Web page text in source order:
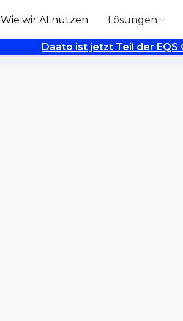
Wie wir AI nutzen Lösungen
Daato ist jetzt Teil der EQS